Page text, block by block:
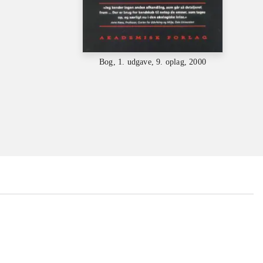
Bog, 1. udgave, 9. oplag, 2000